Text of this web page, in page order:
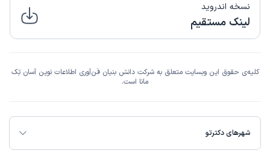
نسخه اندروید
لینک مستقیم
کلیه‌ی حقوق این وبسایت متعلق به شرکت دانش بنیان فن‌آوری اطلاعات نوین آسان تِک
مانا است.
شهرهای دکترتو